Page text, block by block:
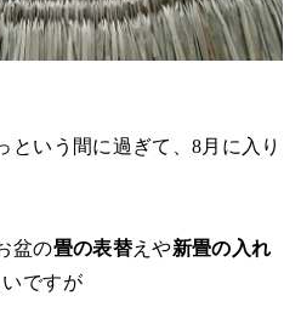
という間に過ぎて、8月に入り
盆の畳の表替えや新畳の入れ
ですが